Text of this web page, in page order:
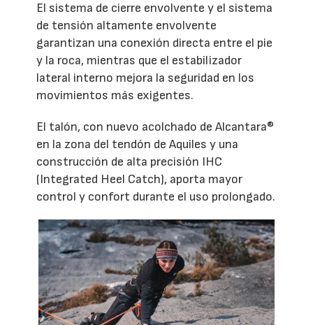
El sistema de cierre envolvente y el sistema
de tensión altamente envolvente
garantizan una conexión directa entre el pie
y la roca, mientras que el estabilizador
lateral interno mejora la seguridad en los
movimientos más exigentes.
El talón, con nuevo acolchado de Alcantara®
en la zona del tendón de Aquiles y una
construcción de alta precisión IHC
(Integrated Heel Catch), aporta mayor
control y confort durante el uso prolongado.